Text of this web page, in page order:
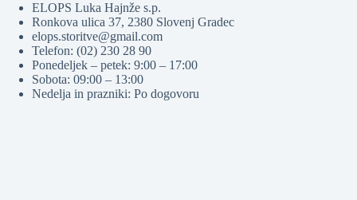
ELOPS Luka Hajnže s.p.
Ronkova ulica 37, 2380 Slovenj Gradec
elops.storitve@gmail.com
Telefon: (02) 230 28 90
Ponedeljek – petek: 9:00 – 17:00
Sobota: 09:00 – 13:00
Nedelja in prazniki: Po dogovoru